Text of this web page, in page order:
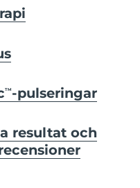
TM -pulseringar
resultat och